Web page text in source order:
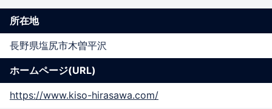
所在地
長野県塩尻市木曽平沢
ホームページ(URL)
https://www.kiso-hirasawa.com/